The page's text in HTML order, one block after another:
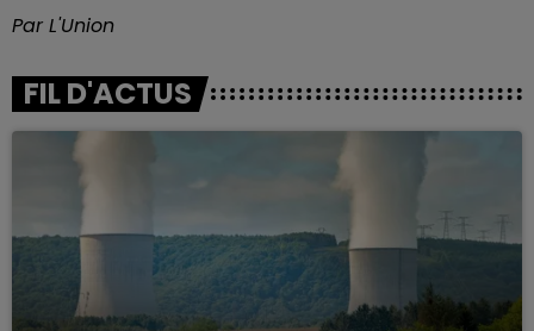
Par L'Union
FIL D'ACTUS